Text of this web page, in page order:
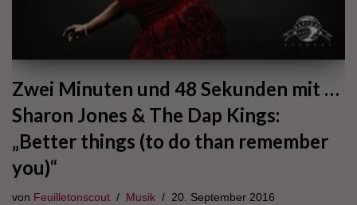
Zwei Minuten und 48 Sekunden mit …
Sharon Jones & The Dap Kings:
„Better things (to do than remember
you)“
von Feuilletonscout Musik 20. September 2016